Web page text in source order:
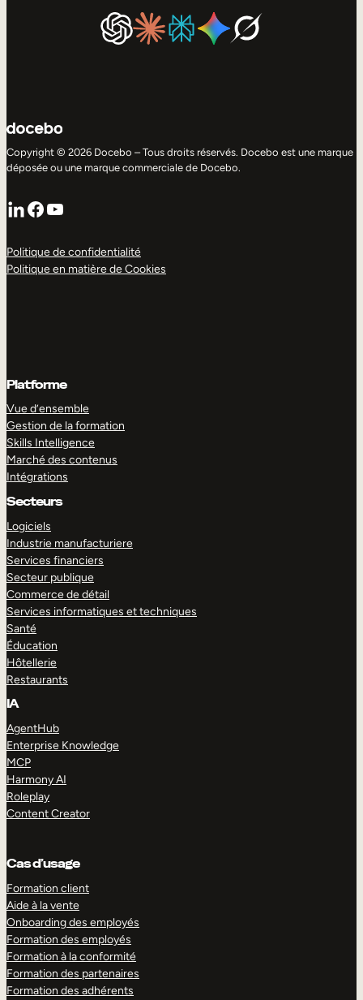
Copyright © 2026 Docebo – Tous droits réservés. Docebo est une marque
déposée ou une marque commerciale de Docebo.
LinkedIn
Facebook
YouTube
Politique de confidentialité
Politique en matière de Cookies
Platforme
Vue d’ensemble
Gestion de la formation
Skills Intelligence
Marché des contenus
Intégrations
Secteurs
Logiciels
Industrie manufacturiere
Services financiers
Secteur publique
Commerce de détail
Services informatiques et techniques
Santé
Éducation
Hôtellerie
Restaurants
IA
AgentHub
Enterprise Knowledge
MCP
Harmony AI
Roleplay
Content Creator
Cas d’usage
Formation client
Aide à la vente
Onboarding des employés
Formation des employés
Formation à la conformité
Formation des partenaires
Formation des adhérents